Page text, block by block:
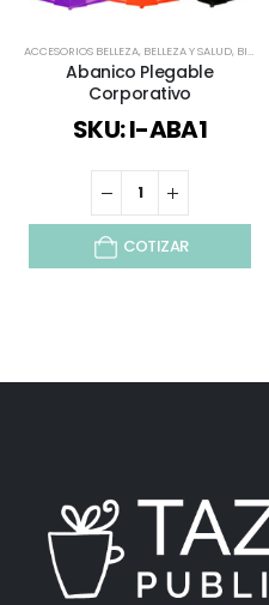
ACCESORIOS BELLEZA, BELLEZA Y SALUD, BIENESTAR Y SALUD
Abanico Plegable
Corporativo
SKU: I-ABA1
COTIZAR